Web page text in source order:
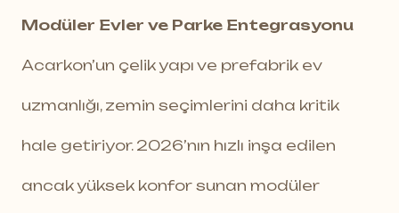
Modüler Evler ve Parke Entegrasyonu
Acarkon’un çelik yapı ve prefabrik ev
uzmanlığı, zemin seçimlerini daha kritik
hale getiriyor. 2026’nın hızlı inşa edilen
ancak yüksek konfor sunan modüler